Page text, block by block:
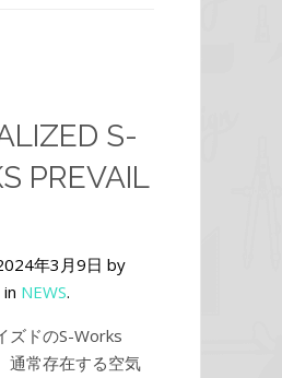
S-
PREVAIL
年3月9日 by
NEWS.
ズドのS-Works
通常存在する空気